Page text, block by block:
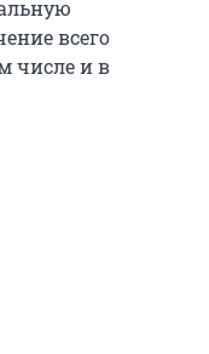
всего
числе и в